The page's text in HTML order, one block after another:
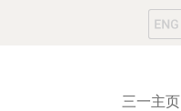
三一主页